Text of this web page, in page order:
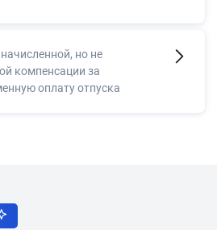
но не
компенсации за
оплату отпуска